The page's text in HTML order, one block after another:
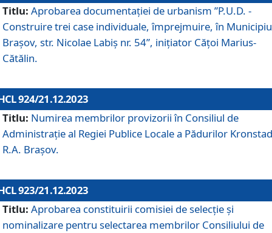
Titlu: Aprobarea documentaţiei de urbanism ”P.U.D. -
Construire trei case individuale, împrejmuire, în
Brașov, str. Nicolae Labiș nr. 54”, inițiator Cățoi Marius-
Cătălin.
924/21.12.2023
Titlu: Numirea membrilor provizorii în Consiliul de
Administraţie al Regiei Publice Locale a Pădurilor
R.A. Brașov.
923/21.12.2023
Titlu: Aprobarea constituirii comisiei de selecție și
nominalizare pentru selectarea membrilor Consiliului de